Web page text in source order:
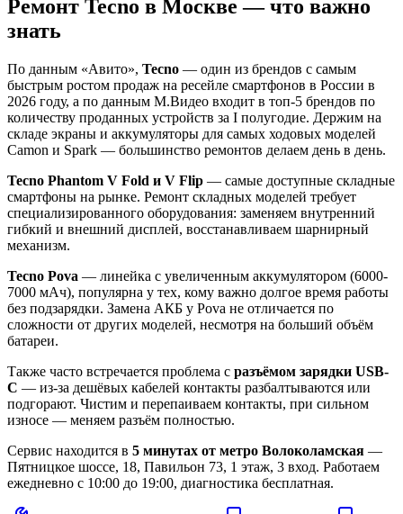
Ремонт Tecno в Москве — что важно
знать
По данным «Авито», Tecno — один из брендов с самым
быстрым ростом продаж на ресейле смартфонов в России в
2026 году, а по данным М.Видео входит в топ-5 брендов по
количеству проданных устройств за I полугодие. Держим на
складе экраны и аккумуляторы для самых ходовых моделей
Camon и Spark — большинство ремонтов делаем день в день.
Tecno Phantom V Fold и V Flip — самые доступные складные
смартфоны на рынке. Ремонт складных моделей требует
специализированного оборудования: заменяем внутренний
гибкий и внешний дисплей, восстанавливаем шарнирный
механизм.
Tecno Pova — линейка с увеличенным аккумулятором (6000-
7000 мАч), популярна у тех, кому важно долгое время работы
без подзарядки. Замена АКБ у Pova не отличается по
сложности от других моделей, несмотря на больший объём
батареи.
Также часто встречается проблема с разъёмом зарядки USB-
C — из-за дешёвых кабелей контакты разбалтываются или
подгорают. Чистим и перепаиваем контакты, при сильном
износе — меняем разъём полностью.
Сервис находится в 5 минутах от метро Волоколамская —
Пятницкое шоссе, 18, Павильон 73, 1 этаж, 3 вход. Работаем
ежедневно с 10:00 до 19:00, диагностика бесплатная.